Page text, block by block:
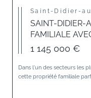
Saint-Didier-
SAINT-DIDIER-
FAMILIALE
1 145 000 €
Dans l'un des secteurs les
cette propriété familiale